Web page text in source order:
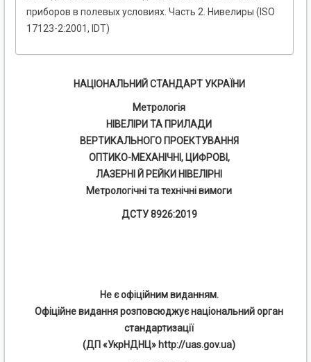
приборов в полевых условиях. Часть 2. Нивелиры (ISO
17123-2:2001, IDT)
НАЦІОНАЛЬНИЙ СТАНДАРТ УКРАЇНИ
Метрологія
НІВЕЛІРИ ТА ПРИЛАДИ
ВЕРТИКАЛЬНОГО ПРОЕКТУВАННЯ
ОПТИКО-МЕХАНІЧНІ, ЦИФРОВІ,
ЛАЗЕРНІ Й РЕЙКИ НІВЕЛІРНІ
Метрологічні та технічні вимоги
ДСТУ 8926:2019
Не є офіційним виданням.
Офіційне видання розповсюджує національний орган
стандартизації
(ДП «УкрНДНЦ» http://uas.gov.ua)